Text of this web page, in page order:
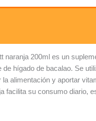
naranja 200ml es un
de hígado de bacalao. Se
la alimentación y aportar
facilita su consumo diario,